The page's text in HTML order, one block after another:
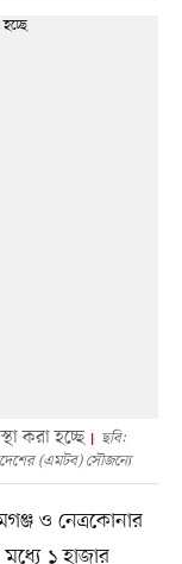
করা হচ্ছে
ছবি:
(এমটব) সৌজন্যে
ও নেত্রকোনার
১ হাজার